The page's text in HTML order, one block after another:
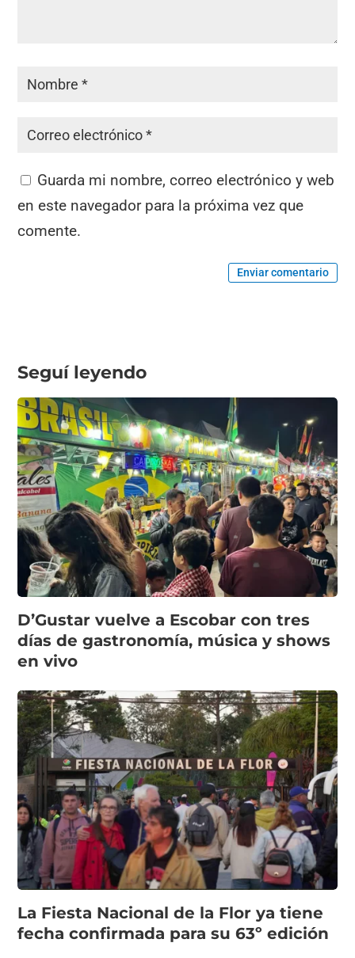
Guarda mi nombre, correo electrónico y web
en este navegador para la próxima vez que
comente.
Enviar comentario
Seguí leyendo
D’Gustar vuelve a Escobar con tres
días de gastronomía, música y shows
en vivo
La Fiesta Nacional de la Flor ya tiene
fecha confirmada para su 63º edición